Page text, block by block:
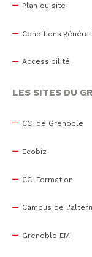
Plan du site
Conditions
Accessibilité
LES SITES DU
CCI de Grenoble
Ecobiz
CCI Formation
Campus de
Grenoble EM